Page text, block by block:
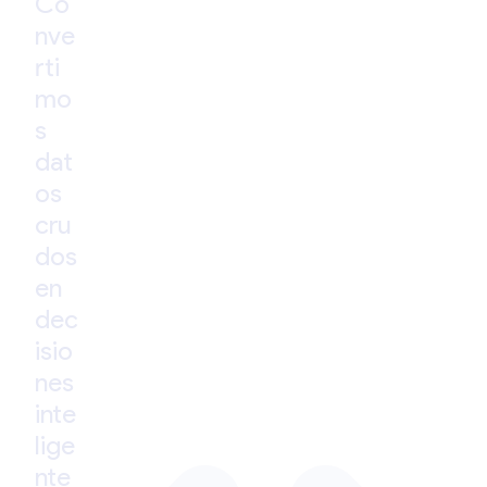
nve
rti
mo
s
dat
os
cru
dos
en
dec
isio
nes
inte
lige
nte